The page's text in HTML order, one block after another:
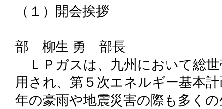
（１）開会挨拶
部 柳生 勇 部長
ＬＰガスは、九州において総
用され、第５次エネルギー基本
年の豪雨や地震災害の際も多く